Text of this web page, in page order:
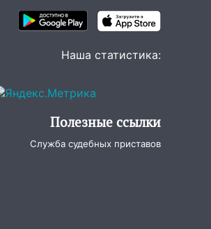
Наша статистика:
Полезные ссылки
Служба судебных приставов